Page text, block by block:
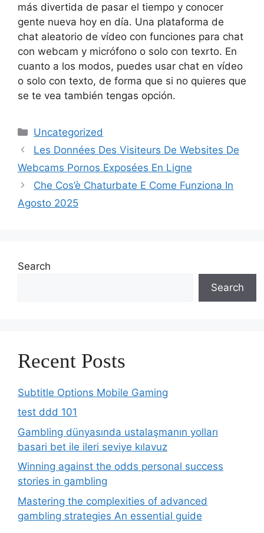
más divertida de pasar el tiempo y conocer
gente nueva hoy en día. Una plataforma de
chat aleatorio de vídeo con funciones para chat
con webcam y micrófono o solo con texrto. En
cuanto a los modos, puedes usar chat en vídeo
o solo con texto, de forma que si no quieres que
se te vea también tengas opción.
Categories
Uncategorized
Les Données Des Visiteurs De Websites De
Webcams Pornos Exposées En Ligne
Che Cos’è Chaturbate E Come Funziona In
Agosto 2025
Search
Search
Recent Posts
Subtitle Options Mobile Gaming
test ddd 101
Gambling dünyasında ustalaşmanın yolları
basari bet ile ileri seviye kılavuz
Winning against the odds personal success
stories in gambling
Mastering the complexities of advanced
gambling strategies An essential guide